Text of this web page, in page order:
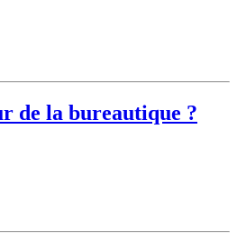
de la bureautique ?